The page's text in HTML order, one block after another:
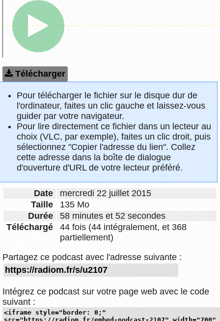
Télécharger
Pour télécharger le fichier sur le disque dur de
l'ordinateur, faites un clic gauche et laissez-vous
guider par votre navigateur.
Pour lire directement ce fichier dans un lecteur au
choix (VLC, par exemple), faites un clic droit, puis
sélectionnez "Copier l'adresse du lien". Collez
cette adresse dans la boîte de dialogue
d'ouverture d'URL de votre lecteur préféré.
Date
mercredi 22 juillet 2015
Taille
135 Mo
Durée
58 minutes et 52 secondes
Téléchargé
44 fois (44 intégralement, et 368
partiellement)
Partagez ce podcast avec l'adresse suivante :
Intégrez ce podcast sur votre page web avec le code
suivant :